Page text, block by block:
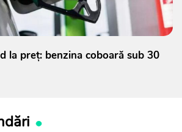
la preț: benzina coboară sub 30